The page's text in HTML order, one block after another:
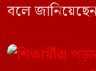
বলে
তিনি